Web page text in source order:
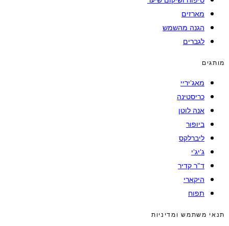
מארזים
הגנה מהשמש
לגברים
מותגים
מאג'יריי
כריסטינה
אנה לוטן
ביופור
ליברלקס
ג'יג'י
ד"ר קדיר
היקארי
תפוח
תנאי משתמש ומדיניות